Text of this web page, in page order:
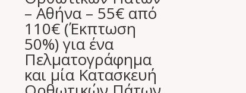
– Αθήνα – 55€ από
110€ (Έκπτωση
50%) για ένα
Πελματογράφημα
και μία Κατασκευή